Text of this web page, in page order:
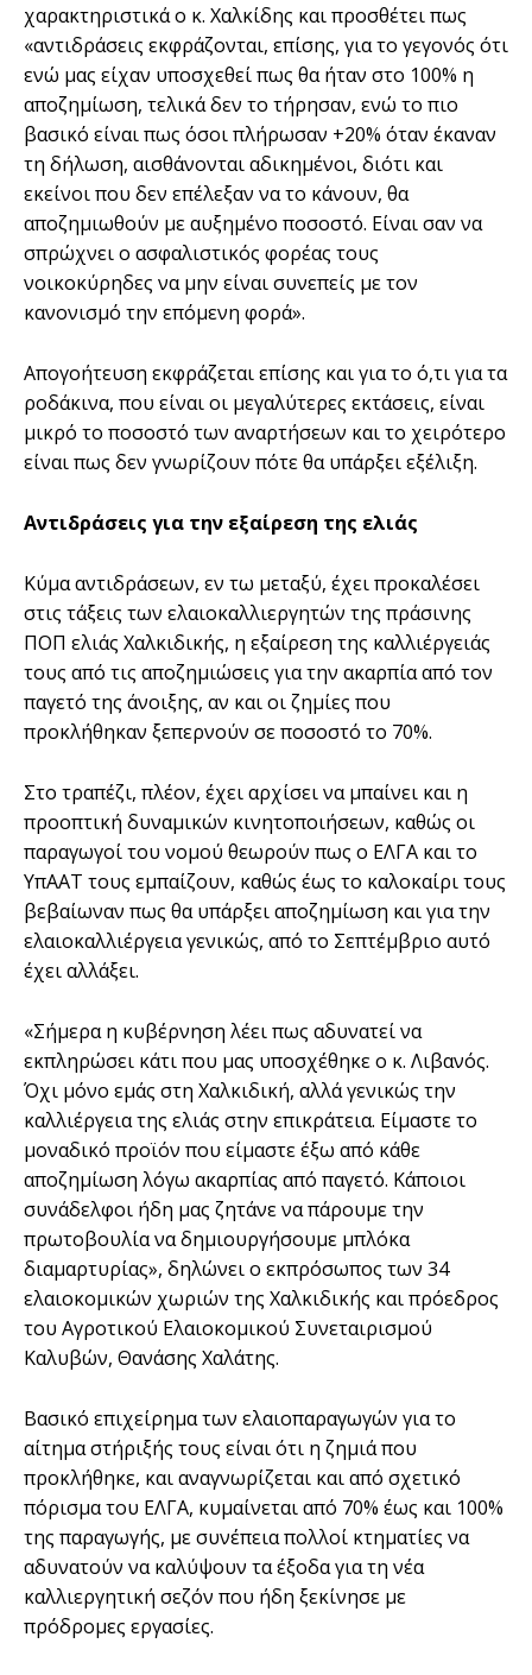
χαρακτηριστικά ο κ. Χαλκίδης και προσθέτει πως
«αντιδράσεις εκφράζονται, επίσης, για το γεγονός ότι
ενώ μας είχαν υποσχεθεί πως θα ήταν στο 100% η
αποζημίωση, τελικά δεν το τήρησαν, ενώ το πιο
βασικό είναι πως όσοι πλήρωσαν +20% όταν έκαναν
τη δήλωση, αισθάνονται αδικημένοι, διότι και
εκείνοι που δεν επέλεξαν να το κάνουν, θα
αποζημιωθούν με αυξημένο ποσοστό. Είναι σαν να
σπρώχνει ο ασφαλιστικός φορέας τους
νοικοκύρηδες να μην είναι συνεπείς με τον
κανονισμό την επόμενη φορά».
Απογοήτευση εκφράζεται επίσης και για το ό,τι για τα
ροδάκινα, που είναι οι μεγαλύτερες εκτάσεις, είναι
μικρό το ποσοστό των αναρτήσεων και το χειρότερο
είναι πως δεν γνωρίζουν πότε θα υπάρξει εξέλιξη.
Αντιδράσεις για την εξαίρεση της ελιάς
Κύμα αντιδράσεων, εν τω μεταξύ, έχει προκαλέσει
στις τάξεις των ελαιοκαλλιεργητών της πράσινης
ΠΟΠ ελιάς Χαλκιδικής, η εξαίρεση της καλλιέργειάς
τους από τις αποζημιώσεις για την ακαρπία από τον
παγετό της άνοιξης, αν και οι ζημίες που
προκλήθηκαν ξεπερνούν σε ποσοστό το 70%.
Στο τραπέζι, πλέον, έχει αρχίσει να μπαίνει και η
προοπτική δυναμικών κινητοποιήσεων, καθώς οι
παραγωγοί του νομού θεωρούν πως ο ΕΛΓΑ και το
ΥπΑΑΤ τους εμπαίζουν, καθώς έως το καλοκαίρι τους
βεβαίωναν πως θα υπάρξει αποζημίωση και για την
ελαιοκαλλιέργεια γενικώς, από το Σεπτέμβριο αυτό
έχει αλλάξει.
«Σήμερα η κυβέρνηση λέει πως αδυνατεί να
εκπληρώσει κάτι που μας υποσχέθηκε ο κ. Λιβανός.
Όχι μόνο εμάς στη Χαλκιδική, αλλά γενικώς την
καλλιέργεια της ελιάς στην επικράτεια. Είμαστε το
μοναδικό προϊόν που είμαστε έξω από κάθε
αποζημίωση λόγω ακαρπίας από παγετό. Κάποιοι
συνάδελφοι ήδη μας ζητάνε να πάρουμε την
πρωτοβουλία να δημιουργήσουμε μπλόκα
διαμαρτυρίας», δηλώνει ο εκπρόσωπος των 34
ελαιοκομικών χωριών της Χαλκιδικής και πρόεδρος
του Αγροτικού Ελαιοκομικού Συνεταιρισμού
Καλυβών, Θανάσης Χαλάτης.
Βασικό επιχείρημα των ελαιοπαραγωγών για το
αίτημα στήριξής τους είναι ότι η ζημιά που
προκλήθηκε, και αναγνωρίζεται και από σχετικό
πόρισμα του ΕΛΓΑ, κυμαίνεται από 70% έως και 100%
της παραγωγής, με συνέπεια πολλοί κτηματίες να
αδυνατούν να καλύψουν τα έξοδα για τη νέα
καλλιεργητική σεζόν που ήδη ξεκίνησε με
πρόδρομες εργασίες.